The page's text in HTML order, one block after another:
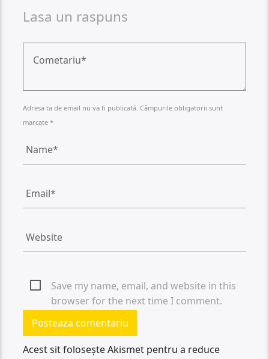
Lasa un raspuns
Adresa ta de email nu va fi publicată. Câmpurile obligatorii sunt
marcate *
Save my name, email, and website in this
browser for the next time I comment.
Acest sit folosește Akismet pentru a reduce